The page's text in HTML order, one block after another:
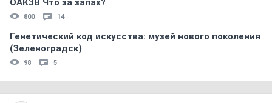
ОАКЗВ Что за запах?
800 14
Генетический код искусства: музей нового поколения
(Зеленоградск)
98 5